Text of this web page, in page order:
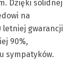
Dzięki solidnej
na
letniej gwarancji
90%,
sympatyków.